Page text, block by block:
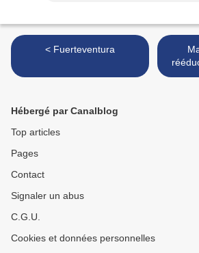
< Fuerteventura
Hébergé par Canalblog
Top articles
Pages
Contact
Signaler un abus
C.G.U.
Cookies et données personnelles